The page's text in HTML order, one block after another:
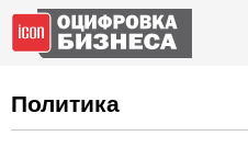
Политика